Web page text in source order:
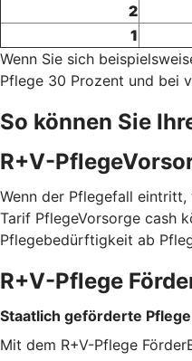
2
1
Wenn Sie sich
Pflege 30 Prozent und bei
So können Sie
R+V-
Wenn der Pflegefall
Tarif PflegeVorsorge cash
Pflegebedürftigkeit ab
R+V-Pflege
Staatlich geförderte
Mit dem R+V-Pflege